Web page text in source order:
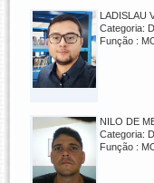
LADISLAU
Categoria:
Função :
NILO DE
Categoria:
Função :